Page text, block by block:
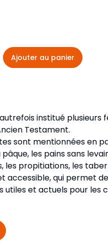
Langues
Périodiques
Ajouter au panier
institué plusieurs
Testament.
sont mentionnées en
pâque, les pains sans
les propitiations, les
accessible, qui permet
utiles et actuels pour les